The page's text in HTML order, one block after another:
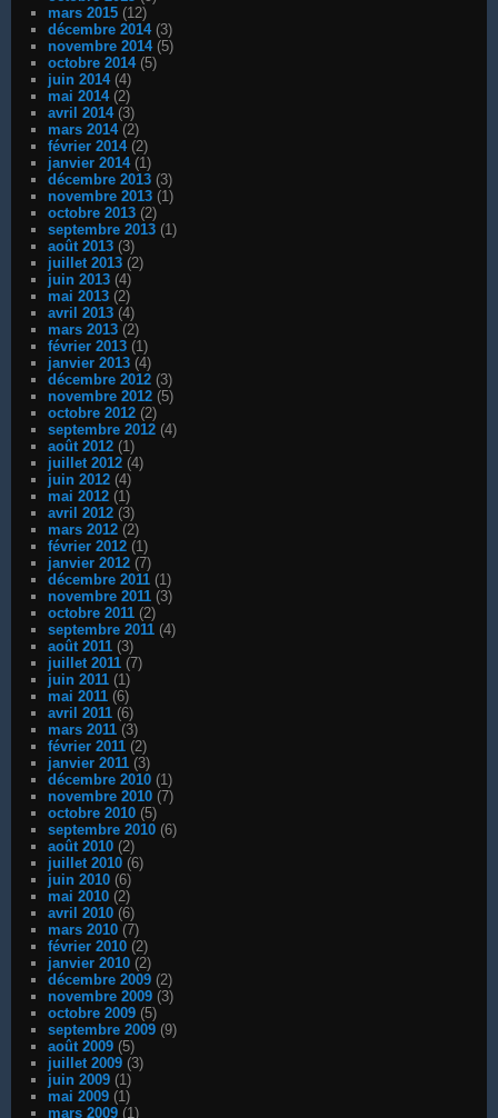
mars 2015(12)
décembre 2014(3)
novembre 2014(5)
octobre 2014(5)
juin 2014(4)
mai 2014(2)
avril 2014(3)
mars 2014(2)
février 2014(2)
janvier 2014(1)
décembre 2013(3)
novembre 2013(1)
octobre 2013(2)
septembre 2013(1)
août 2013(3)
juillet 2013(2)
juin 2013(4)
mai 2013(2)
avril 2013(4)
mars 2013(2)
février 2013(1)
janvier 2013(4)
décembre 2012(3)
novembre 2012(5)
octobre 2012(2)
septembre 2012(4)
août 2012(1)
juillet 2012(4)
juin 2012(4)
mai 2012(1)
avril 2012(3)
mars 2012(2)
février 2012(1)
janvier 2012(7)
décembre 2011(1)
novembre 2011(3)
octobre 2011(2)
septembre 2011(4)
août 2011(3)
juillet 2011(7)
juin 2011(1)
mai 2011(6)
avril 2011(6)
mars 2011(3)
février 2011(2)
janvier 2011(3)
décembre 2010(1)
novembre 2010(7)
octobre 2010(5)
septembre 2010(6)
août 2010(2)
juillet 2010(6)
juin 2010(6)
mai 2010(2)
avril 2010(6)
mars 2010(7)
février 2010(2)
janvier 2010(2)
décembre 2009(2)
novembre 2009(3)
octobre 2009(5)
septembre 2009(9)
août 2009(5)
juillet 2009(3)
juin 2009(1)
mai 2009(1)
mars 2009(1)